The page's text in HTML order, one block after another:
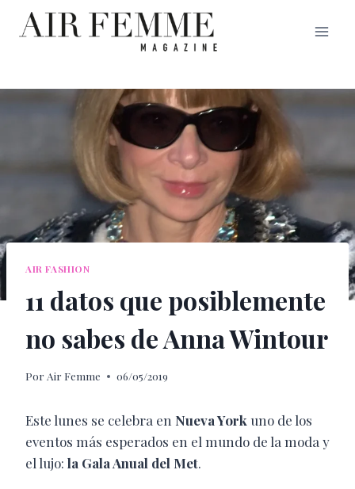
Saltar
AIR FASHION
11 datos que posiblemente
no sabes de Anna Wintour
Por Air Femme 06/05/2019
Este lunes se celebra en Nueva York uno de los
eventos más esperados en el mundo de la moda y
el lujo: la Gala Anual del Met.